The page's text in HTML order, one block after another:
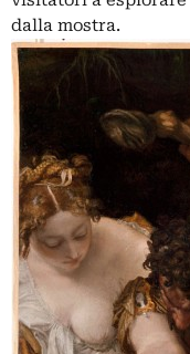
dalla mostra.